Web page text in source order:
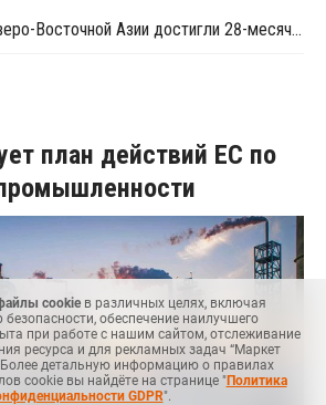
Цены каустика в Северо-Восточной Азии достигли 28-месячного минимума
план действий ЕС по
cookie в различных целях, включая
обеспечение наилучшего
при работе с нашим сайтом, отслеживание
ресурса и для рекламных задач “Маркет
детальную информацию о правилах
cookie вы найдёте на странице "Политика
GDPR".